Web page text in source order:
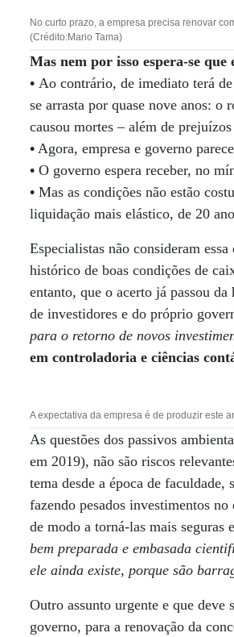
No curto prazo, a empresa precisa renovar
(Crédito:Mario Tama)
Mas nem por isso espera-se
•Ao contrário, de imediato terá
se arrasta por quase nove anos:
causou mortes – além de
• Agora, empresa e governo
•O governo espera receber, no
•Mas as condições não estão
liquidação mais elástico, de 20
Especialistas não consideram
histórico de boas condições de
entanto, que o acerto já passou
de investidores e do próprio
para o retorno de novos
em controladoria e ciências
A expectativa da empresa é de produzir este
As questões dos passivos
em 2019), não são riscos
tema desde a época de
fazendo pesados investimentos
de modo a torná-las mais seguras
bem preparada e embasada
ele ainda existe, porque são
Outro assunto urgente e que
governo, para a renovação da